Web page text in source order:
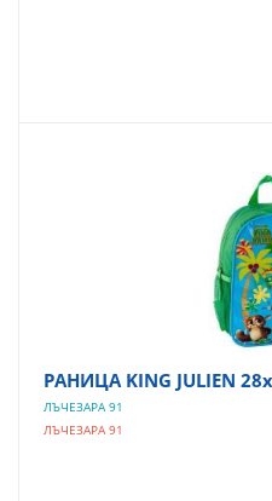
РАНИЦА KING JULIEN
ЛЪЧЕЗАРА 91
ЛЪЧЕЗАРА 91